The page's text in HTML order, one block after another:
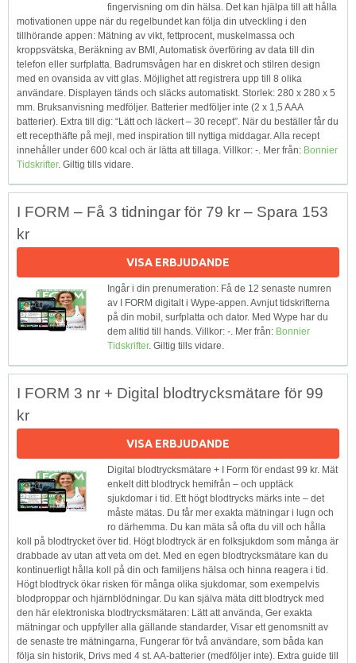
fingervisning om din hälsa. Det kan hjälpa till att hålla
motivationen uppe när du regelbundet kan följa din utveckling i den
tillhörande appen: Mätning av vikt, fettprocent, muskelmassa och
kroppsvätska, Beräkning av BMI, Automatisk överföring av data till din
telefon eller surfplatta. Badrumsvågen har en diskret och stilren design
med en ovansida av vitt glas. Möjlighet att registrera upp till 8 olika
användare. Displayen tänds och släcks automatiskt. Storlek: 280 x 280 x 5
mm. Bruksanvisning medföljer. Batterier medföljer inte (2 x 1,5 AAA
batterier). Extra till dig: “Lätt och läckert – 30 recept”. När du beställer får du
ett recepthäfte på mejl, med inspiration till nyttiga middagar. Alla recept
innehåller under 600 kcal och är lätta att tillaga. Villkor: -. Mer från: Bonnier
Tidskrifter. Giltig tills vidare.
I FORM – Få 3 tidningar för 79 kr – Spara 153
kr
VISA ERBJUDANDE
Ingår i din prenumeration: Få de 12 senaste numren
av I FORM digitalt i Wype-appen. Avnjut tidskrifterna
på din mobil, surfplatta och dator. Med Wype har du
dem alltid till hands. Villkor: -. Mer från: Bonnier
Tidskrifter. Giltig tills vidare.
I FORM 3 nr + Digital blodtrycksmätare för 99
kr
VISA ERBJUDANDE
Digital blodtrycksmätare + I Form för endast 99 kr. Mät
enkelt ditt blodtryck hemifrån – och upptäck
sjukdomar i tid. Ett högt blodtrycks märks inte – det
måste mätas. Du får mer exakta mätningar i lugn och
ro därhemma. Du kan mäta så ofta du vill och hålla
koll på blodtrycket över tid. Högt blodtryck är en folksjukdom som många är
drabbade av utan att veta om det. Med en egen blodtrycksmätare kan du
kontinuerligt hålla koll på din och familjens hälsa och hinna reagera i tid.
Högt blodtryck ökar risken för många olika sjukdomar, som exempelvis
blodproppar och hjärnblödningar. Du kan själva mäta ditt blodtryck med
den här elektroniska blodtrycksmätaren: Lätt att använda, Ger exakta
mätningar och uppfyller alla gällande standarder, Visar ett genomsnitt av
de senaste tre mätningarna, Fungerar för två användare, som båda kan
följa sin historik, Drivs med 4 st. AA-batterier (medföljer inte). Extra guide till